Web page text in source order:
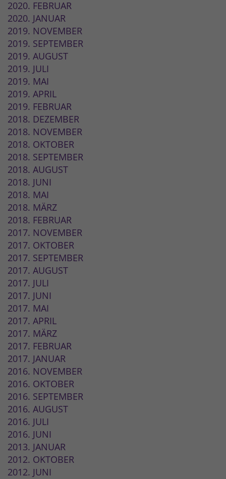
2020. FEBRUAR
2020. JANUAR
2019. NOVEMBER
2019. SEPTEMBER
2019. AUGUST
2019. JULI
2019. MAI
2019. APRIL
2019. FEBRUAR
2018. DEZEMBER
2018. NOVEMBER
2018. OKTOBER
2018. SEPTEMBER
2018. AUGUST
2018. JUNI
2018. MAI
2018. MÄRZ
2018. FEBRUAR
2017. NOVEMBER
2017. OKTOBER
2017. SEPTEMBER
2017. AUGUST
2017. JULI
2017. JUNI
2017. MAI
2017. APRIL
2017. MÄRZ
2017. FEBRUAR
2017. JANUAR
2016. NOVEMBER
2016. OKTOBER
2016. SEPTEMBER
2016. AUGUST
2016. JULI
2016. JUNI
2013. JANUAR
2012. OKTOBER
2012. JUNI